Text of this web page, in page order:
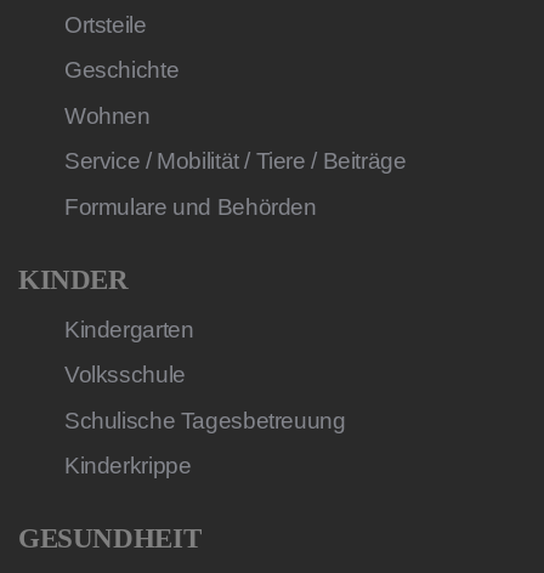
Ortsteile
Geschichte
Wohnen
Service / Mobilität / Tiere / Beiträge
Formulare und Behörden
KINDER
Kindergarten
Volksschule
Schulische Tagesbetreuung
Kinderkrippe
GESUNDHEIT